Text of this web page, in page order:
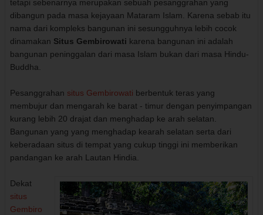
tetapi sebenarnya merupakan sebuah pesanggrahan yang
dibangun pada masa kejayaan Mataram Islam. Karena sebab itu
nama dari kompleks bangunan ini sesungguhnya lebih cocok
dinamakan Situs Gembirowati karena bangunan ini adalah
bangunan peninggalan dari masa Islam bukan dari masa Hindu-
Buddha.
Pesanggrahan situs Gembirowati berbentuk teras yang
membujur dan mengarah ke barat - timur dengan penyimpangan
kurang lebih 20 drajat dan menghadap ke arah selatan.
Bangunan yang yang menghadap kearah selatan serta dari
keberadaan situs di tempat yang cukup tinggi ini memberikan
pandangan ke arah Lautan Hindia.
Dekat
situs
Gembiro